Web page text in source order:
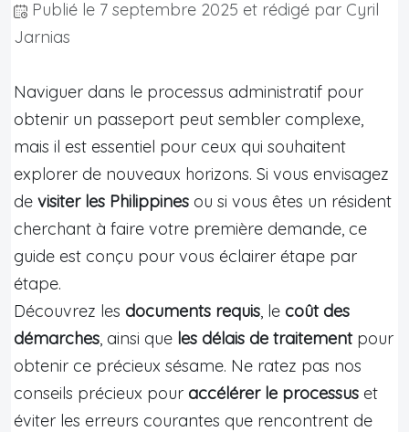
Publié le 7 septembre 2025 et rédigé par Cyril
Jarnias
Naviguer dans le processus administratif pour
obtenir un passeport peut sembler complexe,
mais il est essentiel pour ceux qui souhaitent
explorer de nouveaux horizons. Si vous envisagez
de visiter les Philippines ou si vous êtes un résident
cherchant à faire votre première demande, ce
guide est conçu pour vous éclairer étape par
étape.
Découvrez les documents requis, le coût des
démarches, ainsi que les délais de traitementpour
obtenir ce précieux sésame. Ne ratez pas nos
conseils précieux pour accélérer le processus et
éviter les erreurs courantes que rencontrent de